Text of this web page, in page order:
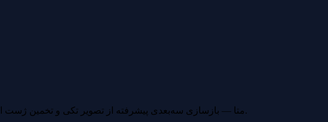
یک ابزار مستقل ساخته شده بر روی مدل‌های متن‌باز SAM 3D متا — بازسازی سه‌بعدی پیشرفته از تصویر تکی و تخمین ژست انسان.